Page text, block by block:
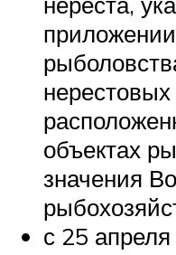
нерестовых
объектах
значения
с 25